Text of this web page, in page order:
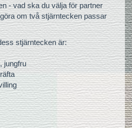
- vad ska du välja för partner
om två stjärntecken passar
stjärntecken är:
jungfru